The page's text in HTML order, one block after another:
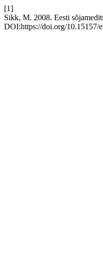
[1]
Sikk, M. 2008. Eesti
DOI:https://doi.org/10.15157/